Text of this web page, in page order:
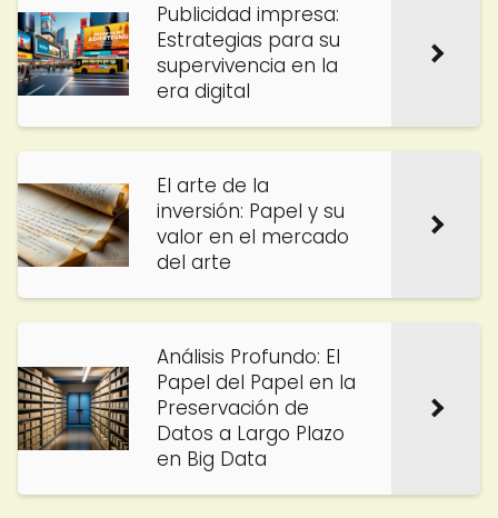
Publicidad impresa:
Estrategias para su
supervivencia en la
era digital
El arte de la
inversión: Papel y su
valor en el mercado
del arte
Análisis Profundo: El
Papel del Papel en la
Preservación de
Datos a Largo Plazo
en Big Data